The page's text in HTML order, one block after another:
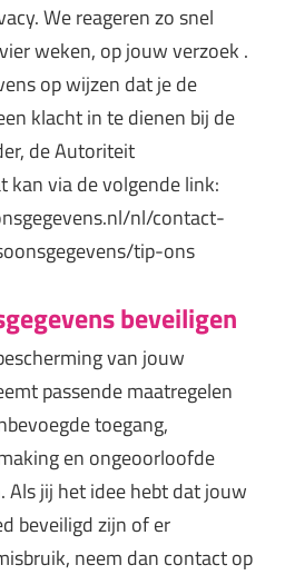
We reageren zo snel
weken, op jouw verzoek .
op wijzen dat je de
klacht in te dienen bij de
de Autoriteit
kan via de volgende link:
nl/contact-
tip-ons
beveiligen
van jouw
passende maatregelen
toegang,
en ongeoorloofde
Als jij het idee hebt dat jouw
beveiligd zijn of er
neem dan contact op